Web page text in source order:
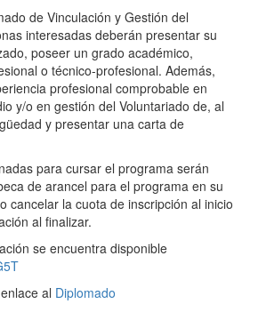
de Vinculación y Gestión del
interesadas deberán presentar su
poseer un grado académico,
o técnico-profesional. Además,
profesional comprobable en
y/o en gestión del Voluntariado de, al
y presentar una carta de
para cursar el programa serán
de arancel para el programa en su
cancelar la cuota de inscripción al inicio
al finalizar.
se encuentra disponible
al Diplomado